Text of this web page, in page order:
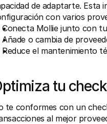
de adaptarte. Esta
con varios
Conecta Mollie junto con
Añade o cambia de
Reduce el mantenimiento
tu
te conformes con un
al mejor